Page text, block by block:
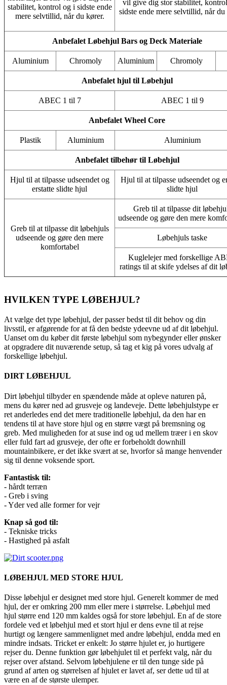
stabilitet, kontrol og i sidste ende
mere selvtillid, når du kører.
vil give dig stor stabilitet,
sidste ende mere selvtillid, når du
Anbefalet Løbehjul Bars og Deck Materiale
Aluminium Chromoly Aluminium Chromoly
Anbefalet hjul til Løbehjul
ABEC 1 til 7 ABEC 1 til 9
Anbefalet Wheel Core
Plastik Aluminium Aluminium
Anbefalet tilbehør til Løbehjul
Hjul til at tilpasse udseendet og
erstatte slidte hjul
Hjul til at tilpasse udseendet og
slidte hjul
Greb til at tilpasse dit løbehjuls
udseende og gøre den mere
komfortabel
Greb til at tilpasse dit
udseende og gøre den mere
Løbehjuls taske
Kuglelejer med forskellige
ratings til at skife ydelses af dit
HVILKEN TYPE LØBEHJUL?
At vælge det type løbehjul, der passer bedst til dit behov og din
livsstil, er afgørende for at få den bedste ydeevne ud af dit løbehjul.
Uanset om du køber dit første løbehjul som nybegynder eller ønsker
at opgradere dit nuværende setup, så tag et kig på vores udvalg af
forskellige løbehjul.
DIRT LØBEHJUL
Dirt løbehjul tilbyder en spændende måde at opleve naturen på,
mens du kører ned ad grusveje og landeveje. Dette løbehjulstype er
ret anderledes end det mere traditionelle løbehjul, da den har en
tendens til at have store hjul og en større vægt på bremsning og
greb. Med muligheden for at suse ind og ud mellem træer i en skov
eller fuld fart ad grusveje, der ofte er forbeholdt downhill
mountainbikere, er det ikke svært at se, hvorfor så mange henvender
sig til denne voksende sport.
Fantastisk til:
- hårdt terræn
- Greb i sving
- Yder ved alle former for vejr
Knap så god til:
- Tekniske tricks
- Hastighed på asfalt
LØBEHJUL MED STORE HJUL
Disse løbehjul er designet med store hjul. Generelt kommer de med
hjul, der er omkring 200 mm eller mere i størrelse. Løbehjul med
hjul større end 120 mm kaldes også for store løbehjul. En af de store
fordele ved et løbehjul med et stort hjul er dens evne til at rejse
hurtigt og længere sammenlignet med andre løbehjul, endda med en
mindre indsats. Tricket er enkelt: Jo større hjulet er, jo hurtigere
rejser du. Denne funktion gør løbehjulet til et perfekt valg, når du
rejser over afstand. Selvom løbehjulene er til den tunge side på
grund af arten og størrelsen af hjulet er lavet af, ser dette ud til at
være en af de største ulemper.